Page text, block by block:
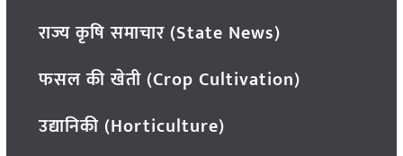
राज्य कृषि समाचार (State News)
फसल की खेती (Crop Cultivation)
उद्यानिकी (Horticulture)